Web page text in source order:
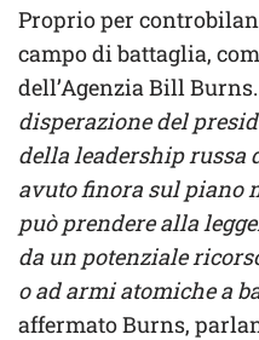
Proprio per
campo di battaglia,
dell’Agenzia Bill Burns.
disperazione del
della leadership russa
avuto finora sul piano
può prendere alla
da un potenziale
o ad armi atomiche a
affermato Burns,